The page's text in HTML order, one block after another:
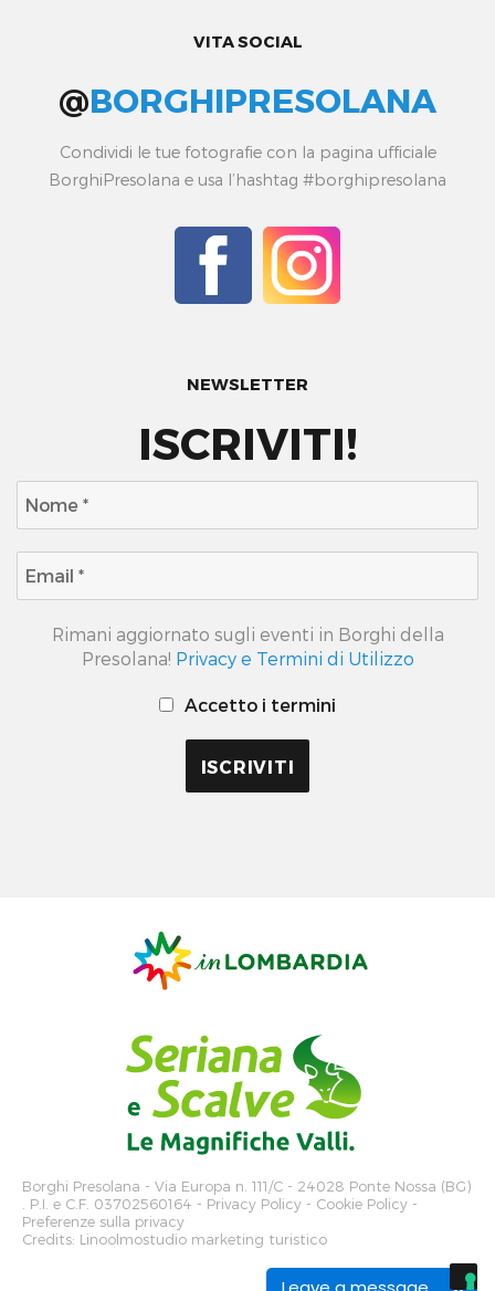
VITA SOCIAL
@BORGHIPRESOLANA
Condividi le tue fotografie con la pagina ufficiale
BorghiPresolana e usa l’hashtag #borghipresolana
NEWSLETTER
ISCRIVITI!
Rimani aggiornato sugli eventi in Borghi della
Presolana! Privacy e Termini di Utilizzo
Accetto i termini
Borghi Presolana - Via Europa n. 111/C - 24028 Ponte Nossa (BG)
. P.I. e C.F. 03702560164 - Privacy Policy - Cookie Policy -
Preferenze sulla privacy
Credits: Linoolmostudio marketing turistico